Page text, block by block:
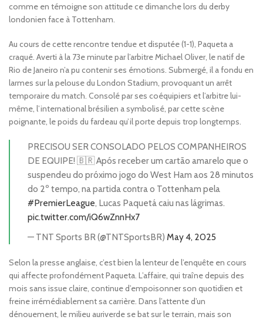
comme en témoigne son attitude ce dimanche lors du derby
londonien face à Tottenham.
Au cours de cette rencontre tendue et disputée (1-1), Paqueta a
craqué. Averti à la 73e minute par l’arbitre Michael Oliver, le natif de
Rio de Janeiro n’a pu contenir ses émotions. Submergé, il a fondu en
larmes sur la pelouse du London Stadium, provoquant un arrêt
temporaire du match. Consolé par ses coéquipiers et l’arbitre lui-
même, l’international brésilien a symbolisé, par cette scène
poignante, le poids du fardeau qu’il porte depuis trop longtemps.
PRECISOU SER CONSOLADO PELOS COMPANHEIROS
DE EQUIPE! 🇧🇷 Após receber um cartão amarelo que o
suspendeu do próximo jogo do West Ham aos 28 minutos
do 2º tempo, na partida contra o Tottenham pela
#PremierLeague, Lucas Paquetá caiu nas lágrimas.
pic.twitter.com/iQ6wZnnHx7
— TNT Sports BR (@TNTSportsBR) May 4, 2025
Selon la presse anglaise, c’est bien la lenteur de l’enquête en cours
qui affecte profondément Paqueta. L’affaire, qui traîne depuis des
mois sans issue claire, continue d’empoisonner son quotidien et
freine irrémédiablement sa carrière. Dans l’attente d’un
dénouement, le milieu auriverde se bat sur le terrain, mais son